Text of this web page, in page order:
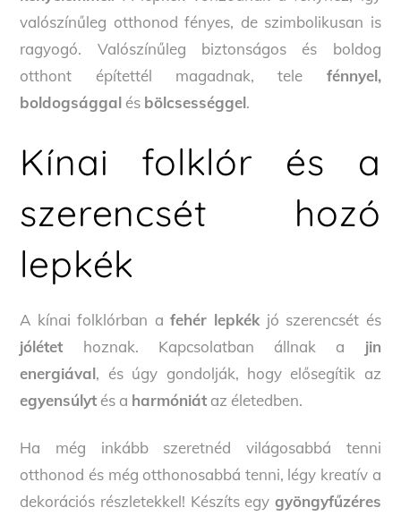
valószínűleg otthonod fényes, de szimbolikusan is
ragyogó. Valószínűleg biztonságos és boldog
otthont építettél magadnak, tele fénnyel,
boldogsággal és bölcsességgel.
Kínai folklór és a
szerencsét hozó
lepkék
A kínai folklórban a fehér lepkékjó szerencsét és
jólétet hoznak. Kapcsolatban állnak a jin
energiával, és úgy gondolják, hogy elősegítik az
egyensúlyt és a harmóniát az életedben.
Ha még inkább szeretnéd világosabbá tenni
otthonod és még otthonosabbá tenni, légy kreatív a
dekorációs részletekkel! Készíts egy gyöngyfűzéres